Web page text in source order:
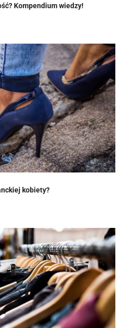
Kompendium wiedzy!
kobiety?